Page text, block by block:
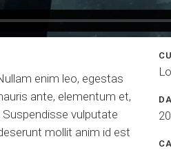
enim leo, egestas
ante, elementum et,
vulputate
mollit anim id est